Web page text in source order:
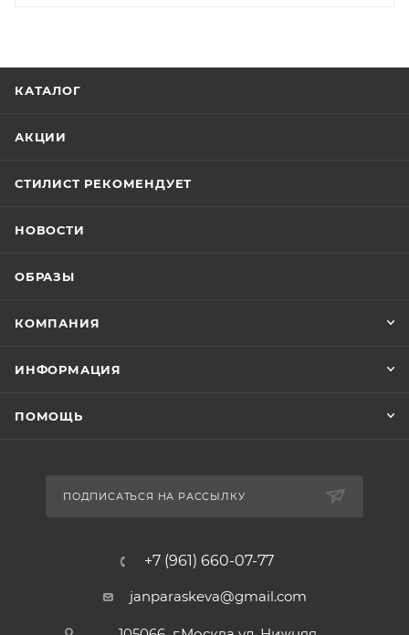
КАТАЛОГ
АКЦИИ
СТИЛИСТ РЕКОМЕНДУЕТ
НОВОСТИ
ОБРАЗЫ
КОМПАНИЯ
ИНФОРМАЦИЯ
ПОМОЩЬ
ПОДПИСАТЬСЯ НА РАССЫЛКУ
+7 (961) 660-07-77
janparaskeva@gmail.com